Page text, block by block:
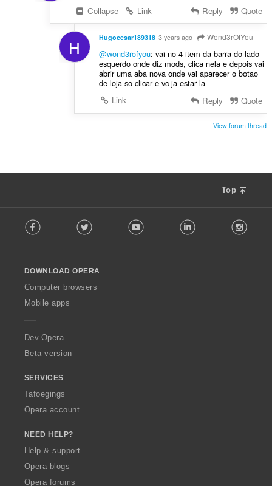
Collapse
Link Reply Quote
H Hugocesar189318 3 years ago Wond3rOfYou
@wond3rofyou: vai no 4 item da barra do lado
esquerdo onde diz mods, clica nela e depois vai
abrir uma aba nova onde vai aparecer o botao
de loja so clicar e vc ja estar la
Link
Reply Quote
View forum thread
Top
o
w
O
p
a
Facebook Twitter Youtube LinkedIn
DOWNLOAD OPERA
Computer browsers
Mobile apps
Dev.Opera
Beta version
SERVICES
Tafoegings
Opera account
NEED HELP?
Help & support
Opera blogs
Opera forums